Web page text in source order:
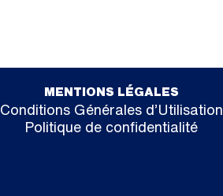
MENTIONS LÉGALES
Conditions Générales d’Utilisation
Politique de confidentialité